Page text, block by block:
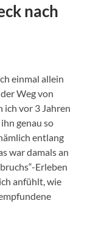
nach
einmal allein
Weg von
ich vor 3 Jahren
genau so
entlang
war damals an
Erleben
anfühlt, wie